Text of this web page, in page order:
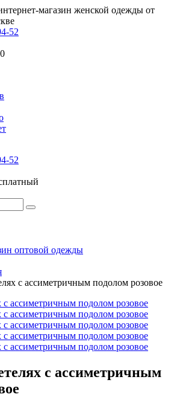
магазин женской одежды от
52
52
оптовой одежды
с ассиметричным подолом розовое
с ассиметричным